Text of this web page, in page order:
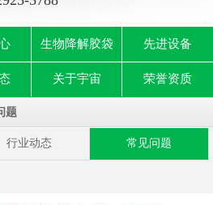
生物降解胶袋 先进设备
关于宇宙 荣誉资质
题
行业动态 常见问题